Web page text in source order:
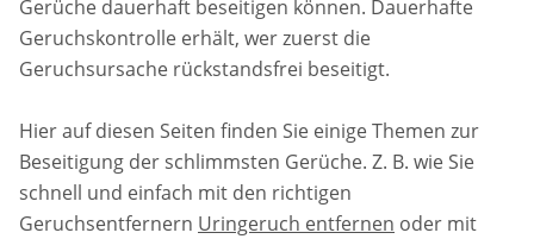
Gerüche dauerhaft beseitigen können. Dauerhafte
Geruchskontrolle erhält, wer zuerst die
Geruchsursache rückstandsfrei beseitigt.
Hier auf diesen Seiten finden Sie einige Themen zur
Beseitigung der schlimmsten Gerüche. Z. B. wie Sie
schnell und einfach mit den richtigen
Geruchsentfernern Uringeruch entfernen oder mit